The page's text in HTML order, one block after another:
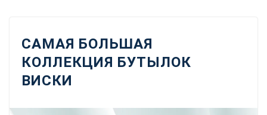
САМАЯ БОЛЬШАЯ
КОЛЛЕКЦИЯ БУТЫЛОК
ВИСКИ